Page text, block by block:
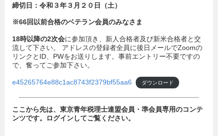
締切日：令和３年３月２０日（土）
※66回以前合格のベテラン会員のみなさま
18時以降の2次会に参加頂き、新人合格者及び新米合格者と交
流して下さい。 アドレスの登録者全員に後日メールでZoomの
リンクとID、PWをお送りします。事前エントリー不要ですの
で、奮ってご参加下さい。
e45265764e88c1ac8743f2379bf55aa6 ダウンロード
ここから先は、東京青年税理士連盟会員・準会員専用のコンテ
ンツです。ログインしてご覧ください。